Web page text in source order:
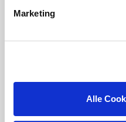
Marketing
Alle